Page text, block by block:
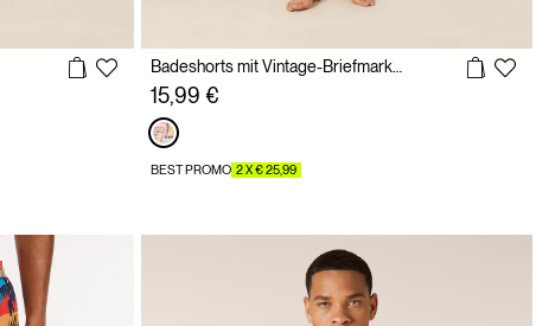
15,99 €
BEST PROMO 2 X € 25,99